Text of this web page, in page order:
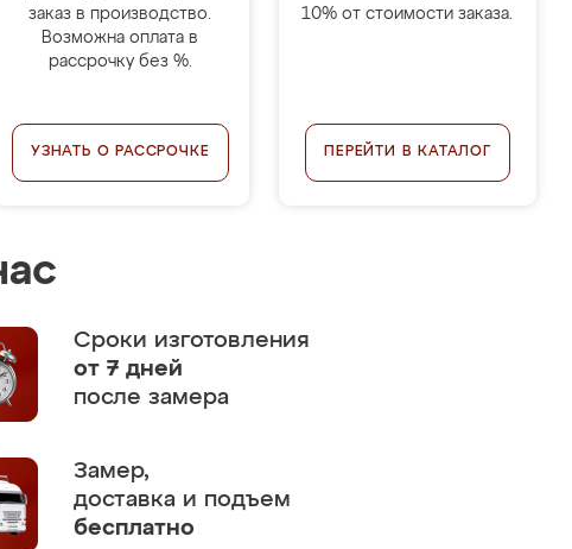
заказ в производство.
Возможна оплата в
рассрочку без %.
УЗНАТЬ О РАССРОЧКЕ
10% от стоимости заказа.
ПЕРЕЙТИ В КАТАЛОГ
Сроки изготовления
от 7 дней
после замера
Замер,
доставка и подъем
бесплатно